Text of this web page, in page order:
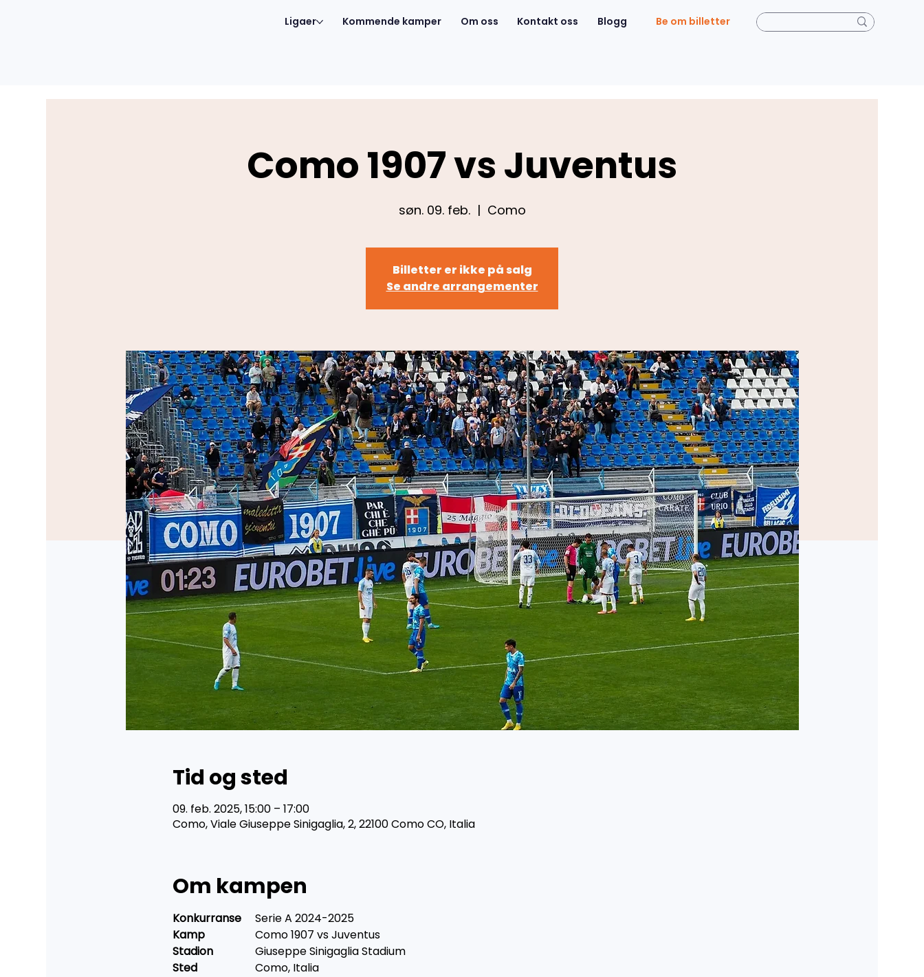
Ligaer Kommende kamper Om oss Kontakt oss Blogg Be om billetter
Como 1907 vs Juventus
søn. 09. feb.
  |
Como
Billetter er ikke på salg
Se andre arrangementer
Tid og sted
09. feb. 2025, 15:00 – 17:00
Como, Viale Giuseppe Sinigaglia, 2, 22100 Como CO, Italia
Om kampen
Konkurranse Serie A 2024-2025
Kamp Como 1907 vs Juventus
Stadion Giuseppe Sinigaglia Stadium
Sted Como, Italia